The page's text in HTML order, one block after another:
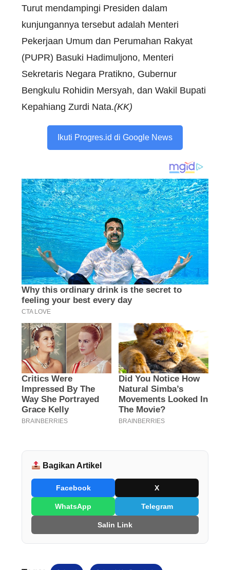
Turut mendampingi Presiden dalam
kunjungannya tersebut adalah Menteri
Pekerjaan Umum dan Perumahan Rakyat
(PUPR) Basuki Hadimuljono, Menteri
Sekretaris Negara Pratikno, Gubernur
Bengkulu Rohidin Mersyah, dan Wakil Bupati
Kepahiang Zurdi Nata.(KK)
Ikuti Progres.id di Google News
Bagikan Artikel
Facebook X
WhatsApp Telegram
Salin Link